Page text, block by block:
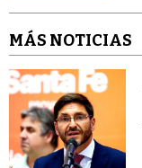
MÁS NOTICIAS